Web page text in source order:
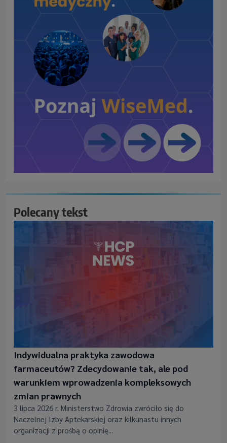
Polecany tekst
Indywidualna praktyka zawodowa
farmaceutów? Zdecydowanie tak, ale pod
warunkiem wprowadzenia kompleksowych
zmian prawnych
3 lipca 2026 r. Ministerstwo Zdrowia zwróciło się do
Naczelnej Izby Aptekarskiej oraz kilkunastu innych
organizacji z prośbą o opinię...